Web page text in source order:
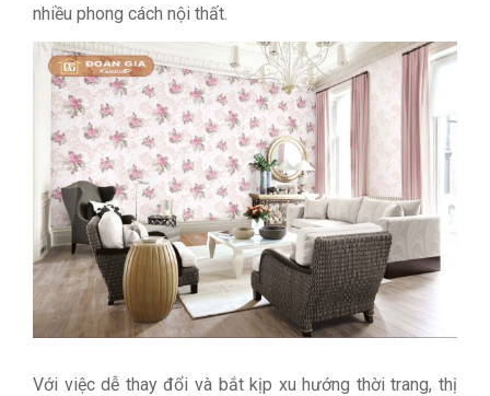
nhiều phong cách nội thất.
Với việc dễ thay đổi và bắt kịp xu hướng thời trang, thị